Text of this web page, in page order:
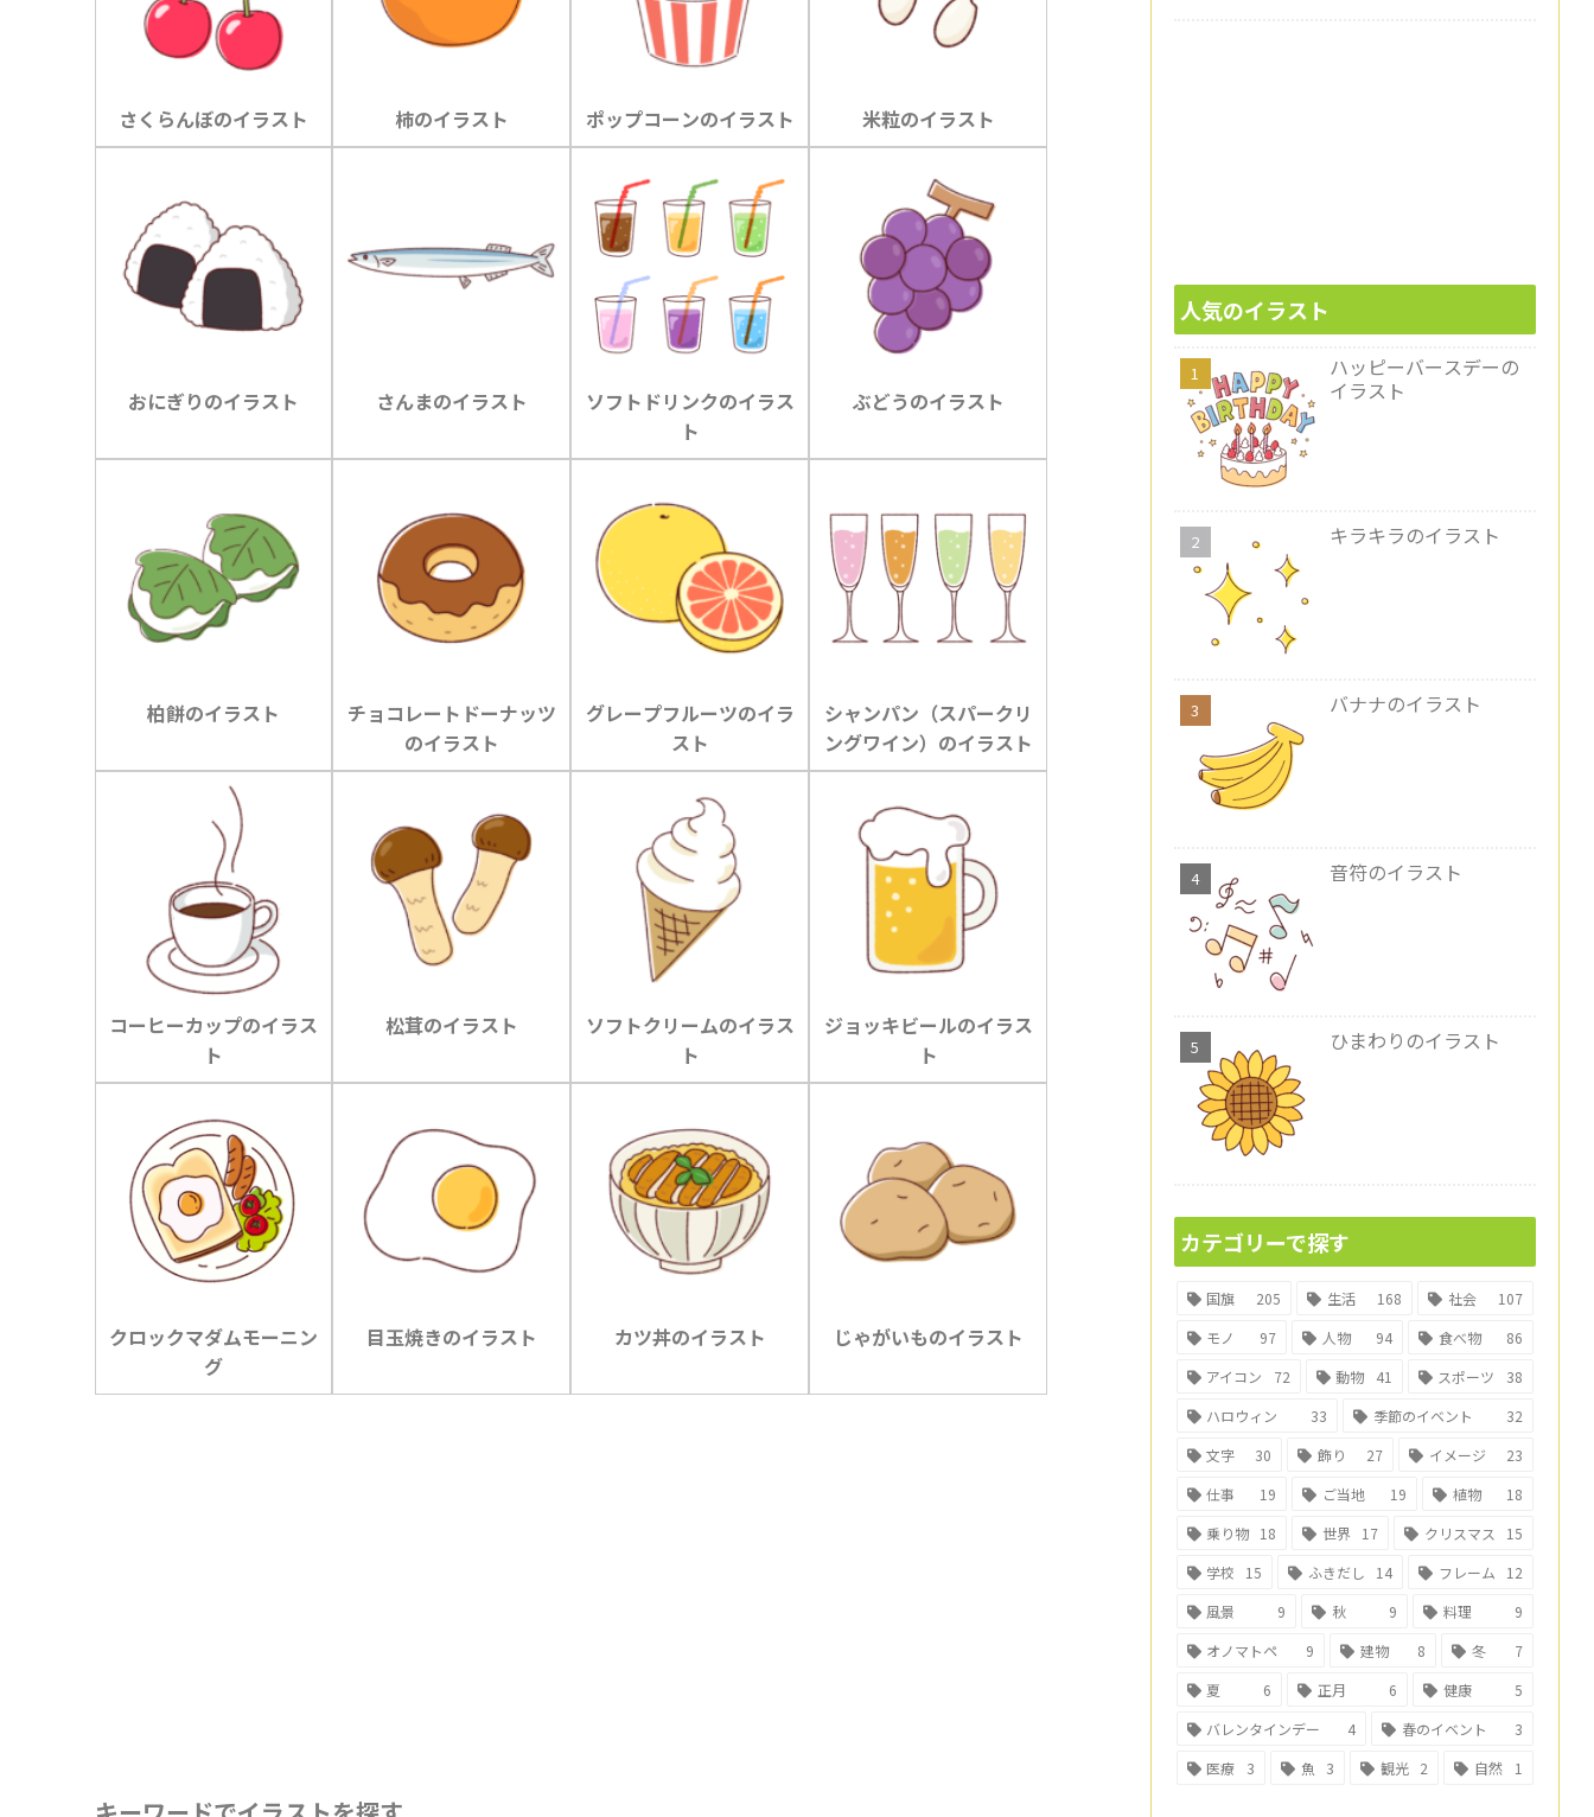
さくらんぼのイラスト 柿のイラスト ポップコーンのイラスト 米粒のイラスト
おにぎりのイラスト さんまのイラスト
ソフトドリンクのイラス
ト
ぶどうのイラスト
柏餅のイラスト
チョコレートドーナッツ
のイラスト
グレープフルーツのイラ
スト
シャンパン（スパークリ
ングワイン）のイラスト
コーヒーカップのイラス
ト
松茸のイラスト
ソフトクリームのイラス
ト
ジョッキビールのイラス
ト
クロックマダムモーニン
グ
目玉焼きのイラスト カツ丼のイラスト じゃがいものイラスト
人気のイラスト
ハッピーバースデーの
イラスト
キラキラのイラスト
バナナのイラスト
音符のイラスト
ひまわりのイラスト
カテゴリーで探す
国旗 205 生活 168 社会
107
モノ
97 人物 94 食べ物
86
アイコン
72 動物 41 スポーツ
38
ハロウィン
33 季節のイベント
32
文字
30 飾り 27 イメージ
23
仕事
19 ご当地 19 植物
18
乗り物 18 世界 17 クリスマス
15
学校
15 ふきだし 14 フレーム
12
風景
9 秋 9 料理
9
オノマトペ
9 建物 8 冬
7
夏
6 正月 6 健康
5
バレンタインデー
4 春のイベント
3
医療
3 魚 3 観光 2 自然 1